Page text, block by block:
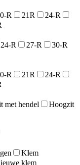
R 21R
24-R
24-R 27-R
30-R
R 21R
24-R
met hendel
Hoogzit
Klem
klem